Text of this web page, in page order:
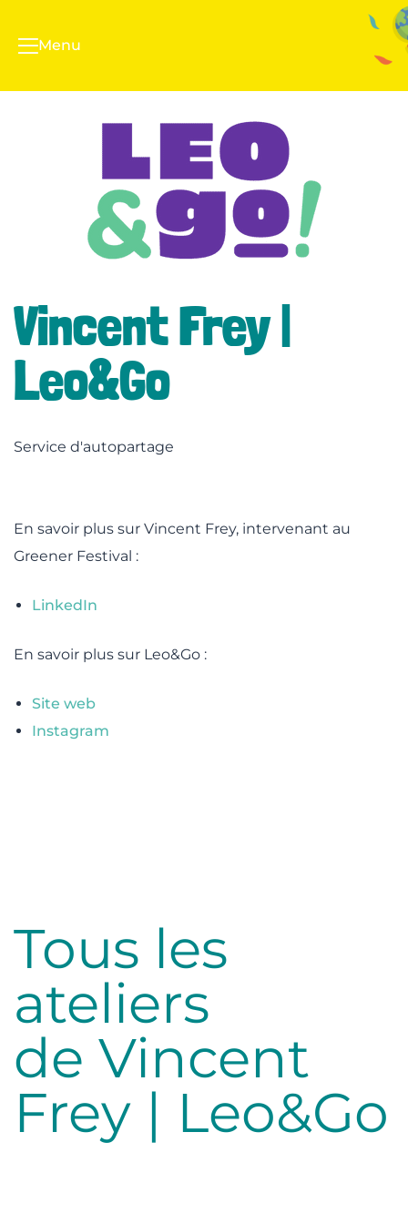
Menu
Vincent Frey |
Leo&Go
Service d'autopartage
En savoir plus sur Vincent Frey, intervenant au
Greener Festival :
LinkedIn
En savoir plus sur Leo&Go :
Site web
Instagram
Tous les
ateliers
de Vincent
Frey | Leo&Go